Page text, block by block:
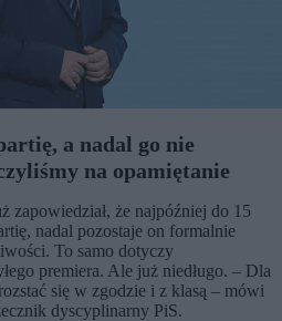
a nadal go nie
na opamiętanie
zapowiedział, że najpóźniej do 15
nadal pozostaje on formalnie
To samo dotyczy
premiera. Ale już niedługo. – Dla
się w zgodzie i z klasą – mówi
dyscyplinarny PiS.